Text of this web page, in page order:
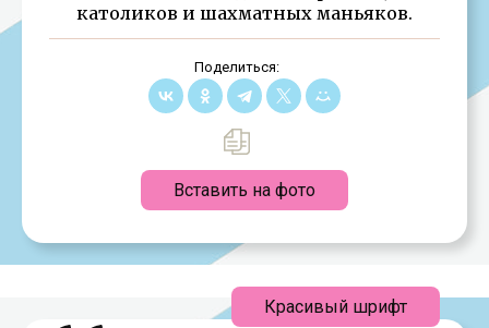
католиков и шахматных маньяков.
Поделиться:
Вставить на фото
Красивый шрифт